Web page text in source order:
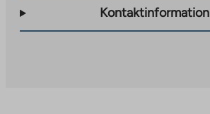
takes
Kontaktinformation